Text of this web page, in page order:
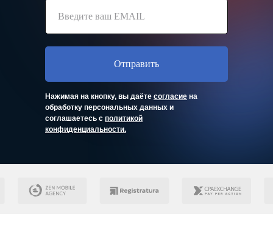
Отправить
Нажимая на кнопку, вы даёте согласие на
обработку персональных данных и
соглашаетесь с политикой
конфиденциальности.